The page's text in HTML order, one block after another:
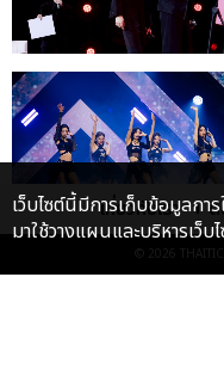
เกี่ยวกับเรา
© 2026
เว็บไซต์นี้มีการเก็บข้อมูลก
มาใช้วางแผนและบริหารเว็บ